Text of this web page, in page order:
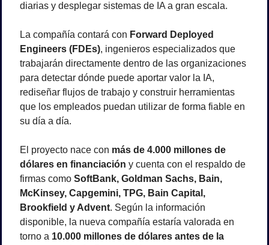
diarias y desplegar sistemas de IA a gran escala.
La compañía contará con Forward Deployed
Engineers (FDEs), ingenieros especializados que
trabajarán directamente dentro de las organizaciones
para detectar dónde puede aportar valor la IA,
rediseñar flujos de trabajo y construir herramientas
que los empleados puedan utilizar de forma fiable en
su día a día.
El proyecto nace con más de 4.000 millones de
dólares en financiación y cuenta con el respaldo de
firmas como SoftBank, Goldman Sachs, Bain,
McKinsey, Capgemini, TPG, Bain Capital,
Brookfield y Advent. Según la información
disponible, la nueva compañía estaría valorada en
torno a 10.000 millones de dólares antes de la